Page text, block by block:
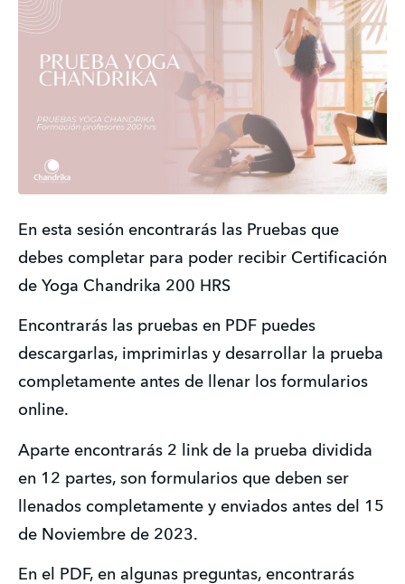
En esta sesión encontrarás las Pruebas que
debes completar para poder recibir Certificación
de Yoga Chandrika 200 HRS
Encontrarás las pruebas en PDF puedes
descargarlas, imprimirlas y desarrollar la prueba
completamente antes de llenar los formularios
online.
Aparte encontrarás 2 link de la prueba dividida
en 12 partes, son formularios que deben ser
llenados completamente y enviados antes del 15
de Noviembre de 2023.
En el PDF, en algunas preguntas, encontrarás